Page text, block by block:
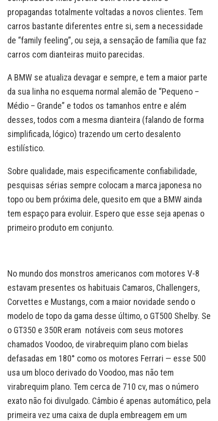
propagandas totalmente voltadas a novos clientes. Tem
carros bastante diferentes entre si, sem a necessidade
de “family feeling”, ou seja, a sensação de família que faz
carros com dianteiras muito parecidas.
A BMW se atualiza devagar e sempre, e tem a maior parte
da sua linha no esquema normal alemão de “Pequeno –
Médio – Grande” e todos os tamanhos entre e além
desses, todos com a mesma dianteira (falando de forma
simplificada, lógico) trazendo um certo desalento
estilístico.
Sobre qualidade, mais especificamente confiabilidade,
pesquisas sérias sempre colocam a marca japonesa no
topo ou bem próxima dele, quesito em que a BMW ainda
tem espaço para evoluir. Espero que esse seja apenas o
primeiro produto em conjunto.
No mundo dos monstros americanos com motores V-8
estavam presentes os habituais Camaros, Challengers,
Corvettes e Mustangs, com a maior novidade sendo o
modelo de topo da gama desse último, o GT500 Shelby. Se
o GT350 e 350R eram notáveis com seus motores
chamados Voodoo, de virabrequim plano com bielas
defasadas em 180° como os motores Ferrari — esse 500
usa um bloco derivado do Voodoo, mas não tem
virabrequim plano. Tem cerca de 710 cv, mas o número
exato não foi divulgado. Câmbio é apenas automático, pela
primeira vez uma caixa de dupla embreagem em um